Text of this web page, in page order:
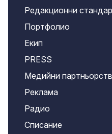
Редакционни
Портфолио
Екип
PRESS
Медийни
Реклама
Радио
Списание